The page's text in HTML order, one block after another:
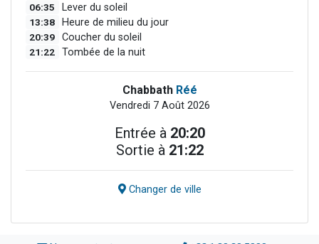
06:35 Lever du soleil
13:38 Heure de milieu du jour
20:39 Coucher du soleil
21:22 Tombée de la nuit
Chabbath Réé
Vendredi 7 Août 2026
Entrée à 20:20
Sortie à 21:22
Changer de ville